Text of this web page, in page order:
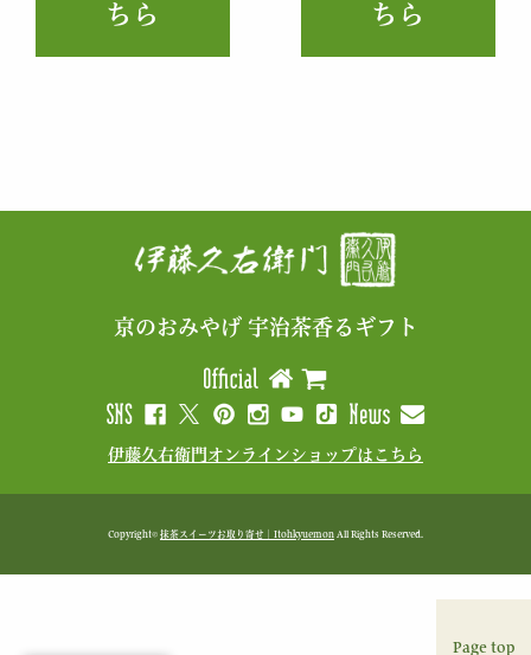
Page top
ちら
ちら
京のおみやげ 宇治茶香るギフト
伊藤久右衛門オンラインショップはこちら
Copyright© 抹茶スイーツお取り寄せ｜Itohkyuemon All Rights Reserved.